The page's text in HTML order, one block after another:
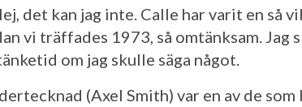
det kan jag inte. Calle har varit en så
vi träffades 1973, så omtänksam. Jag
om jag skulle säga något.
(Axel Smith) var en av de